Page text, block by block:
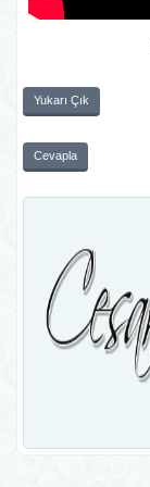
Yukarı Çık
Cevapla